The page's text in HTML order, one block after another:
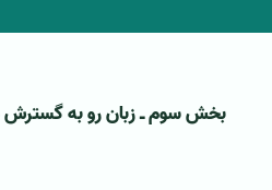
بخش سوم ـ زبان رو به گسترش